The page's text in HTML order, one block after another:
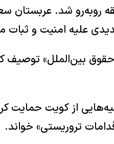
روبه‌رو شد. عربستان
علیه امنیت و
بین‌الملل» توصیف
از کویت حمایت
تروریستی» خواند.